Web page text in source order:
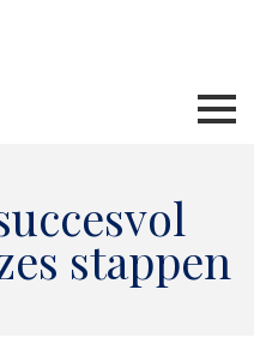
stappen